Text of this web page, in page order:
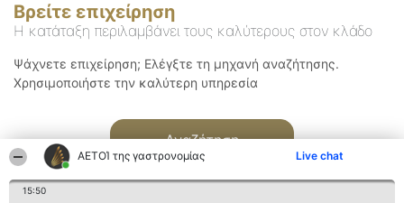
ΑΕΤΟΊ της γαστρονομίας Live chat
15:50
Βρείτε επιχείρηση
Η κατάταξη περιλαμβάνει τους καλύτερους στον κλάδο
Ψάχνετε επιχείρηση; Ελέγξτε τη μηχανή αναζήτησης.
Χρησιμοποιήστε την καλύτερη υπηρεσία
Αναζήτηση